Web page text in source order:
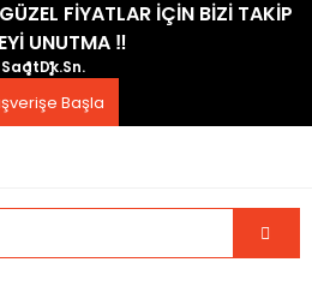
FİYATLAR İÇİN BİZİ TAKİP
UNUTMA ​‼️​
SaatDk.Sn.
Başla